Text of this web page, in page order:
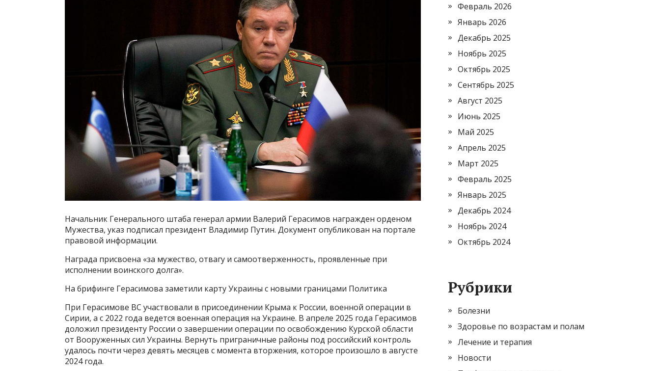
Начальник Генерального штаба генерал армии Валерий Герасимов награжден орденом
Мужества, указ подписал президент Владимир Путин. Документ опубликован на портале
правовой информации.
Награда присвоена «за мужество, отвагу и самоотверженность, проявленные при
исполнении воинского долга».
На брифинге Герасимова заметили карту Украины с новыми границами Политика
При Герасимове ВС участвовали в присоединении Крыма к России, военной операции в
Сирии, а с 2022 года ведется военная операция на Украине. В апреле 2025 года Герасимов
доложил президенту России о завершении операции по освобождению Курской области
от Вооруженных сил Украины. Вернуть приграничные районы под российский контроль
удалось почти через девять месяцев с момента вторжения, которое произошло в августе
2024 года.
Февраль 2026
Январь 2026
Декабрь 2025
Ноябрь 2025
Октябрь 2025
Сентябрь 2025
Август 2025
Июнь 2025
Май 2025
Апрель 2025
Март 2025
Февраль 2025
Январь 2025
Декабрь 2024
Ноябрь 2024
Октябрь 2024
Рубрики
Болезни
Здоровье по возрастам и полам
Лечение и терапия
Новости